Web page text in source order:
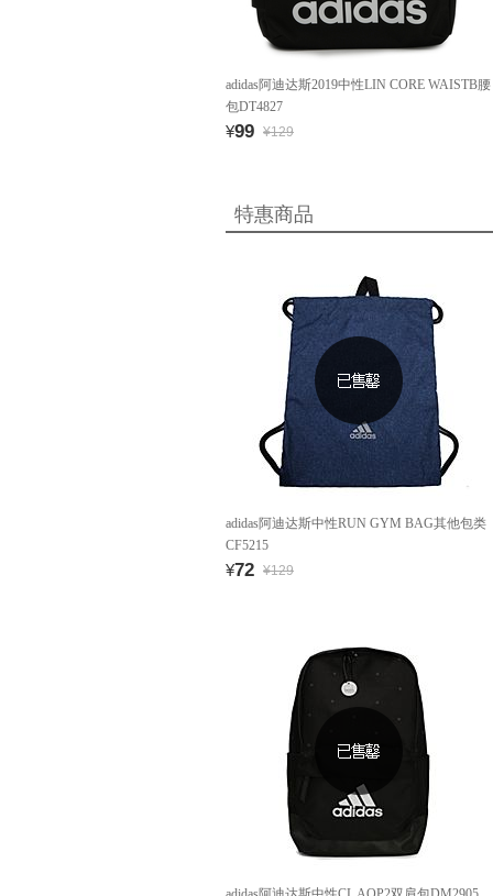
adidas阿迪达斯2019中性LIN CORE WAISTB腰
包DT4827
¥99 ¥129
特惠商品
adidas阿迪达斯中性RUN GYM BAG其他包类
CF5215
¥72 ¥129